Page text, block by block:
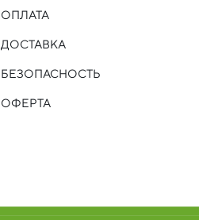
ОПЛАТА
ДОСТАВКА
БЕЗОПАСНОСТЬ
ОФЕРТА